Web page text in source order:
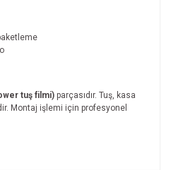
tuş filmi) parçasıdır. Tuş, kasa
Montaj işlemi için profesyonel
açıklamalarında ve diğer